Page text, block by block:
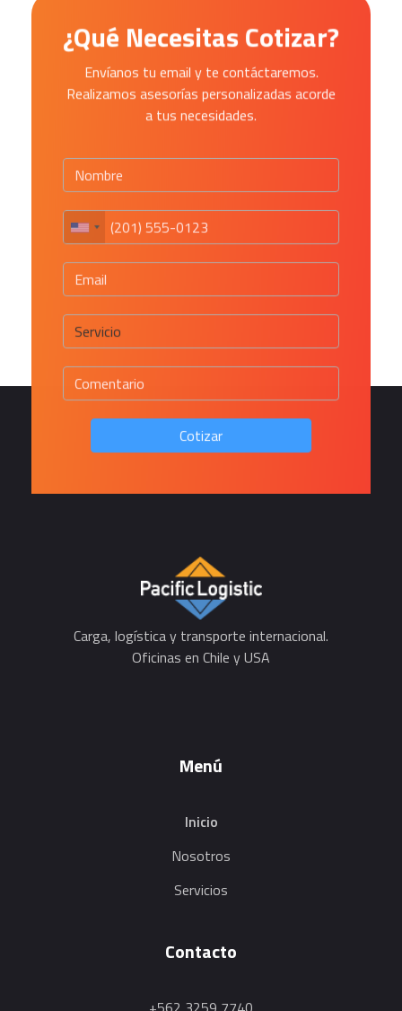
¿Qué Necesitas Cotizar?
Envíanos tu email y te contáctaremos.
Realizamos asesorías personalizadas acorde
a tus necesidades.
Cotizar
Pacific Logistic
Carga, logística y transporte internacional.
Oficinas en Chile y USA
Menú
Inicio
Nosotros
Servicios
Contacto